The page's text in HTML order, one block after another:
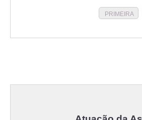
PRIMEIRA